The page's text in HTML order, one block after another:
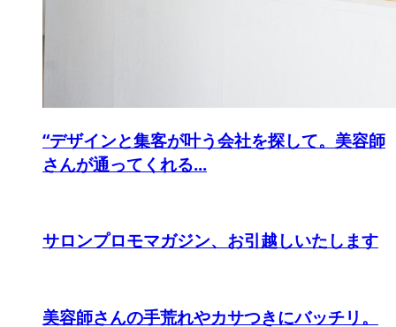
“デザインと集客が叶う会社を探して。美容師
さんが通ってくれる...
サロンプロモマガジン、お引越しいたします
美容師さんの手荒れやカサつきにバッチリ。